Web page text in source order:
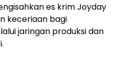
es krim Joyday
keceriaan bagi
jaringan produksi dan